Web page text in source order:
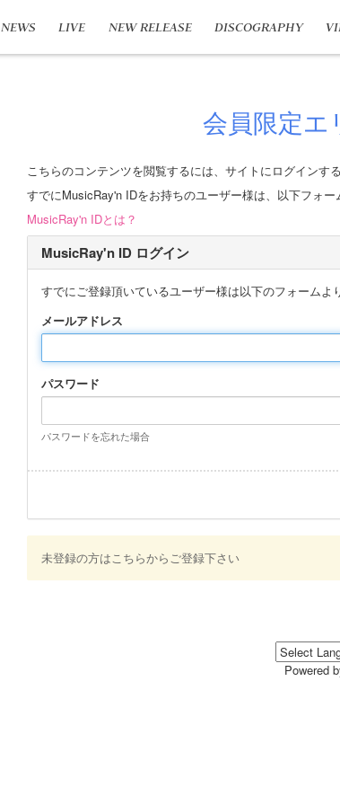
NEWS LIVE NEW RELEASE DISCOGRAPHY
会員限定エ
こちらのコンテンツを閲覧するには、サイトにログインす
すでにMusicRay'n IDをお持ちのユーザー様は、以下フォー
MusicRay'n IDとは？
MusicRay'n ID ログイン
すでにご登録頂いているユーザー様は以下のフォームよ
メールアドレス
パスワード
パスワードを忘れた場合
未登録の方はこちらからご登録下さい
Powered